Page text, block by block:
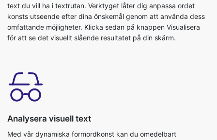
text du vill ha i textrutan. Verktyget låter dig anpassa ordet
konsts utseende efter dina önskemål genom att använda dess
omfattande möjligheter. Klicka sedan på knappen Visualisera
för att se det visuellt slående resultatet på din skärm.
Analysera visuell text
Med vår dynamiska formordkonst kan du omedelbart